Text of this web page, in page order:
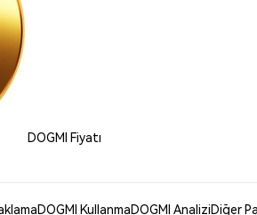
DOGMI Fiyatı
DOGMI KullanmaDOGMI AnaliziDiğer